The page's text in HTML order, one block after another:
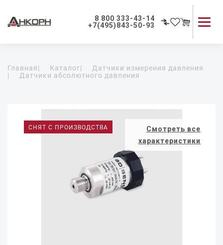
8 800 333-43-14
+7(495)843-50-93
Применение приборов
Главная| Каталог|
Датчики измерения давления
|
Датчики абсолютного давления
СНЯТ С ПРОИЗВОДСТВА
Смотреть все
характеристики